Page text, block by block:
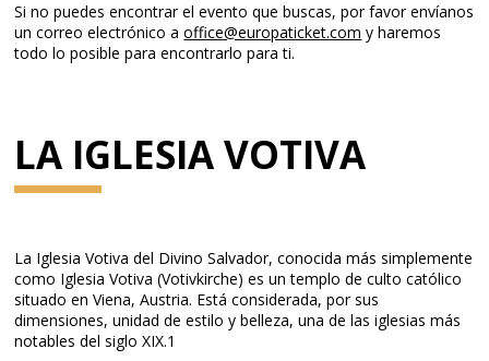
Si no puedes encontrar el evento que buscas, por favor envíanos
un correo electrónico aoffice@europaticket.com y haremos
todo lo posible para encontrarlo para ti.
LA IGLESIA VOTIVA
La Iglesia Votiva del Divino Salvador, conocida más simplemente
como Iglesia Votiva (Votivkirche) es un templo de culto católico
situado en Viena, Austria. Está considerada, por sus
dimensiones, unidad de estilo y belleza, una de las iglesias más
notables del siglo XIX.1